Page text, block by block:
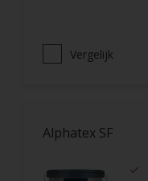
Vergelijk
Alphatex SF